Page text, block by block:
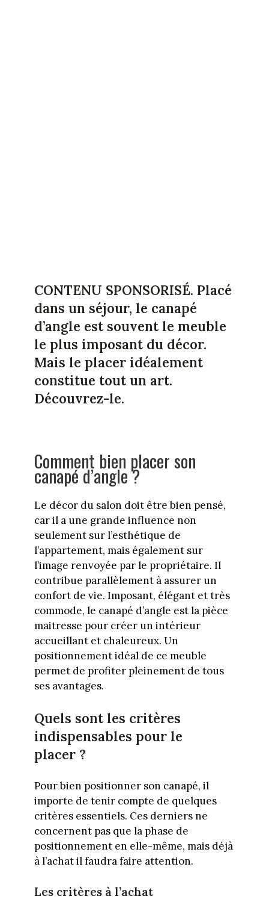
CONTENU SPONSORISÉ. Placé
dans un séjour, le canapé
d’angle est souvent le meuble
le plus imposant du décor.
Mais le placer idéalement
constitue tout un art.
Découvrez-le.
Comment bien placer son
canapé d’angle ?
Le décor du salon doit être bien pensé,
car il a une grande influence non
seulement sur l’esthétique de
l’appartement, mais également sur
l’image renvoyée par le propriétaire. Il
contribue parallèlement à assurer un
confort de vie. Imposant, élégant et très
commode, le canapé d’angle est la pièce
maitresse pour créer un intérieur
accueillant et chaleureux. Un
positionnement idéal de ce meuble
permet de profiter pleinement de tous
ses avantages.
Quels sont les critères
indispensables pour le
placer ?
Pour bien positionner son canapé, il
importe de tenir compte de quelques
critères essentiels. Ces derniers ne
concernent pas que la phase de
positionnement en elle-même, mais déjà
à l’achat il faudra faire attention.
Les critères à l’achat